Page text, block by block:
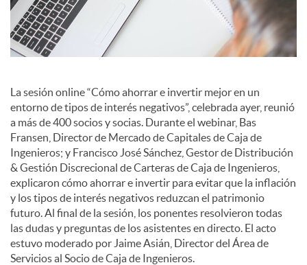
l
e
s
La sesión online “Cómo ahorrar e invertir mejor en un
entorno de tipos de interés negativos”, celebrada ayer, reunió
a más de 400 socios y socias. Durante el webinar, Bas
Fransen, Director de Mercado de Capitales de Caja de
Ingenieros; y Francisco José Sánchez, Gestor de Distribución
& Gestión Discrecional de Carteras de Caja de Ingenieros,
explicaron cómo ahorrar e invertir para evitar que la inflación
y los tipos de interés negativos reduzcan el patrimonio
futuro. Al final de la sesión, los ponentes resolvieron todas
las dudas y preguntas de los asistentes en directo. El acto
estuvo moderado por Jaime Asián, Director del Área de
Servicios al Socio de Caja de Ingenieros.